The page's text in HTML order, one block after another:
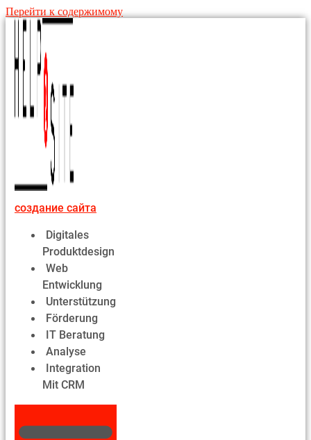
Перейти к содержимому
создание сайта
Digitales
Produktdesign
Web
Entwicklung
Unterstützung
Förderung
IT Beratung
Analyse
Integration
Mit CRM